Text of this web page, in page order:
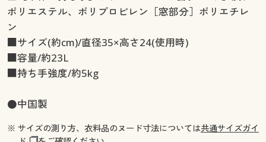
ポリエステル、ポリプロピレン［窓部分］ポリエチレ
ン
■サイズ(約cm)/直径35×高さ24(使用時)
■容量/約23L
■持ち手強度/約5kg
●中国製
※ サイズの測り方、衣料品のヌード寸法については共通サイズガイ